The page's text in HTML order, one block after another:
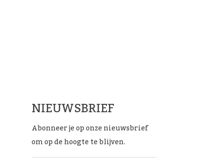
NIEUWSBRIEF
Abonneer je op onze nieuwsbrief
om op de hoogte te blijven.